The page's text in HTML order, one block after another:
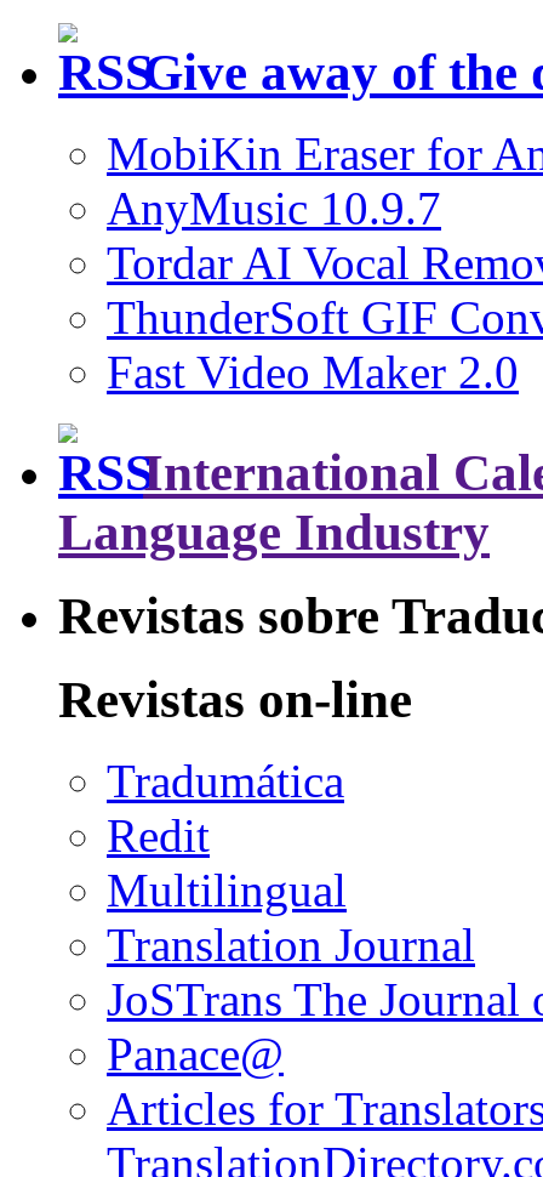
Give away of the
MobiKin Eraser for
AnyMusic 10.9.7
Tordar AI Vocal
ThunderSoft GIF
Fast Video Maker 2.0
International
Language Industry
Revistas sobre
Revistas on-line
Tradumática
Redit
Multilingual
Translation Journal
JoSTrans The
Panace@
Articles for